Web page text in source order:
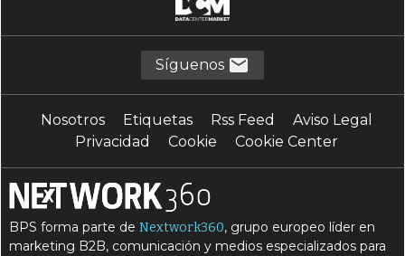
SASE
T teletrabajo
Síguenos
Nosotros Etiquetas Rss Feed
Aviso Legal
Privacidad
Cookie Cookie Center
BPS forma parte deNextwork360, grupo europeo líder en
marketing B2B, comunicación y medios especializados para